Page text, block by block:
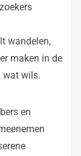
wandelen,
maken in de
wat wils.
en